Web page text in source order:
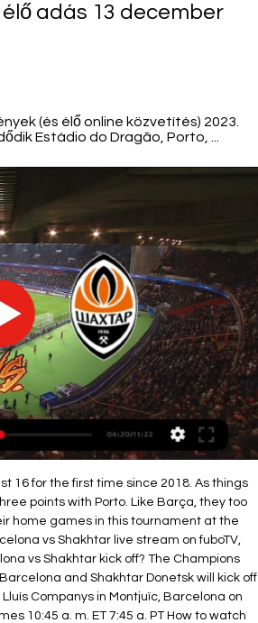
adás 13 december
(és élő online közvetítés) 2023.
Estádio do Dragão, Porto, ...
16 for the first time since 2018. As things
points with Porto. Like Barça, they too
home games in this tournament at the
vs Shakhtar live stream on fuboTV,
vs Shakhtar kick off? The Champions
and Shakhtar Donetsk will kick off
Companys in Montjuïc, Barcelona on
10:45 a. m. ET 7:45 a. PT How to watch